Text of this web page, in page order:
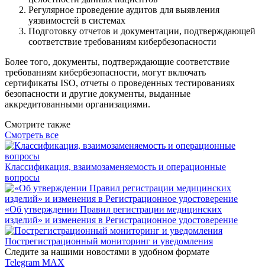
Регулярное проведение аудитов для выявления
уязвимостей в системах
Подготовку отчетов и документации, подтверждающей
соответствие требованиям кибербезопасности
Более того, документы, подтверждающие соответствие
требованиям кибербезопасности, могут включать
сертификаты ISO, отчеты о проведенных тестированиях
безопасности и другие документы, выданные
аккредитованными организациями.
Смотрите также
Смотреть все
Классификация, взаимозаменяемость и операционные
вопросы
«Об утверждении Правил регистрации медицинских
изделий» и изменения в Регистрационное удостоверение
Пострегистрационный мониторинг и уведомления
Следите за нашими новостями в удобном формате
Telegram MAX